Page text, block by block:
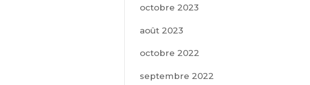
octobre 2023
août 2023
octobre 2022
septembre 2022